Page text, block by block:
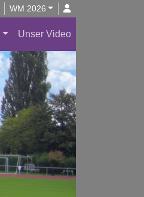
WM 2026
Unser Video